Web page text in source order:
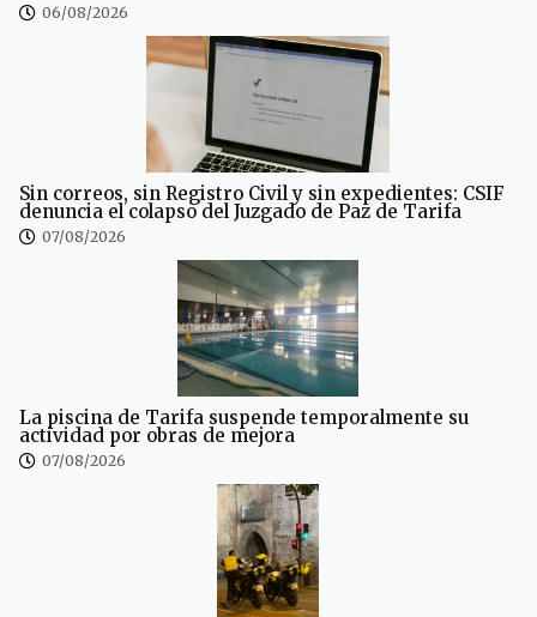
06/08/2026
Sin correos, sin Registro Civil y sin expedientes: CSIF
denuncia el colapso del Juzgado de Paz de Tarifa
07/08/2026
La piscina de Tarifa suspende temporalmente su
actividad por obras de mejora
07/08/2026